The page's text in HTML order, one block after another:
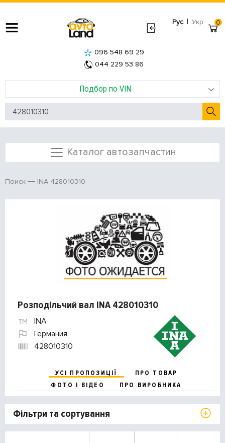
Рус | Укр
Подбор по VIN
096 548 69 29
044 229 53 86
0
Каталог автозапчастин
Поиск INA 428010310
Розподільчий вал INA 428010310
INA
Германия
428010310
УСІ ПРОПОЗИЦІЇ
ПРО ТОВАР
ФОТО І ВІДЕО
ПРО ВИРОБНИКА
Фільтри та сортування